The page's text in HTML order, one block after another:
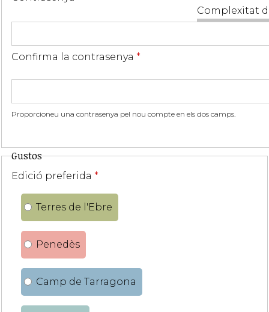
Complexitat
Confirma la contrasenya *
Proporcioneu una contrasenya pel nou compte en els dos camps.
Gustos
Edició preferida *
Terres de l'Ebre
Penedès
Camp de Tarragona